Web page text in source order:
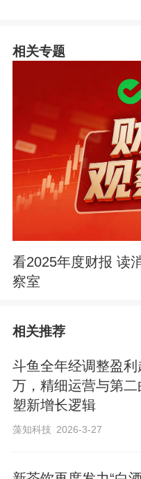
相关专题
看2025年度财报 读
察室
相关推荐
斗鱼全年经调整盈利
万，精细运营与第二
塑新增长逻辑
藻知科技 2026-3-27